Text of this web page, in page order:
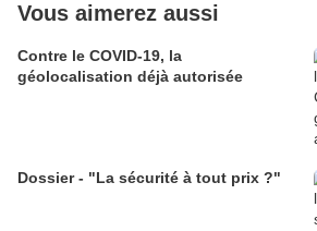
Vous aimerez aussi
Contre le COVID-19, la
géolocalisation déjà autorisée
Dossier - "La sécurité à tout prix ?"